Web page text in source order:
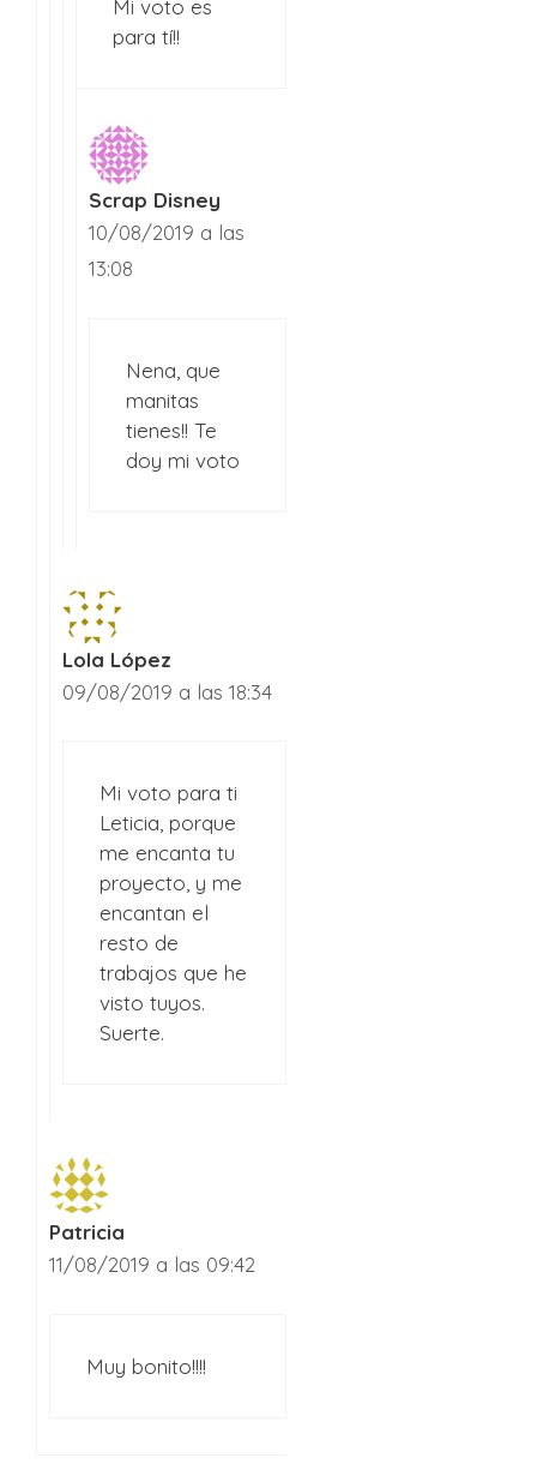
Mi voto es
para tí!!
Scrap Disney
10/08/2019 a las
13:08
Nena, que
manitas
tienes!! Te
doy mi voto
Lola López
09/08/2019 a las 18:34
Mi voto para ti
Leticia, porque
me encanta tu
proyecto, y me
encantan el
resto de
trabajos que he
visto tuyos.
Suerte.
Patricia
11/08/2019 a las 09:42
Muy bonito!!!!